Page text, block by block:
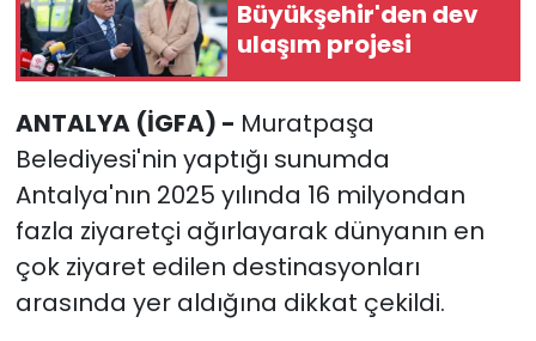
Büyükşehir'den dev
ulaşım projesi
ANTALYA (İGFA) - Muratpaşa
Belediyesi'nin yaptığı sunumda
Antalya'nın 2025 yılında 16 milyondan
fazla ziyaretçi ağırlayarak dünyanın en
çok ziyaret edilen destinasyonları
arasında yer aldığına dikkat çekildi.